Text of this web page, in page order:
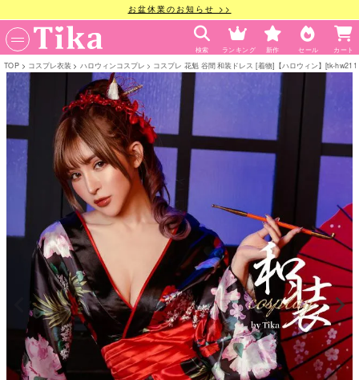
お盆休業のお知らせ >>
検索 ランキング 新作 セール カート
TOP コスプレ衣装 ハロウィンコスプレ コスプレ 花魁 谷間 和装ドレス [着物]【ハロウィン】[tk-